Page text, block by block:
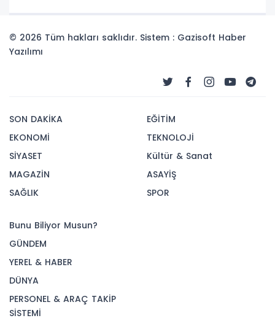
© 2026 Tüm hakları saklıdır. Sistem : Gazisoft Haber
Yazılımı
SON DAKİKA
EKONOMİ
SİYASET
MAGAZİN
SAĞLIK
EĞİTİM
TEKNOLOJİ
Kültür & Sanat
ASAYİŞ
SPOR
Bunu Biliyor Musun?
GÜNDEM
YEREL & HABER
DÜNYA
PERSONEL & ARAÇ TAKİP
SİSTEMİ